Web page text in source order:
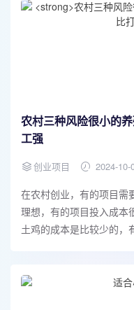
农村三种风险很小的
工强
创业项目 2024-10-
在农村创业，有的项目需
理想，有的项目投入成本
土鸡的成本是比较少的，